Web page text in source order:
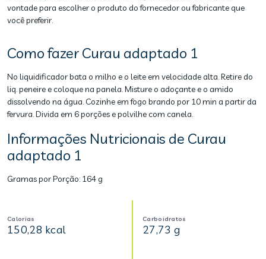
vontade para escolher o produto do fornecedor ou fabricante que
você preferir.
Como fazer Curau adaptado 1
No liquidificador bata o milho e o leite em velocidade alta. Retire do
liq. peneire e coloque na panela. Misture o adoçante e o amido
dissolvendo na água. Cozinhe em fogo brando por 10 min a partir da
fervura. Divida em 6 porções e polvilhe com canela.
Informações Nutricionais de Curau
adaptado 1
Gramas por Porção: 164 g
Calorias
150,28 kcal
Carboidratos
27,73 g